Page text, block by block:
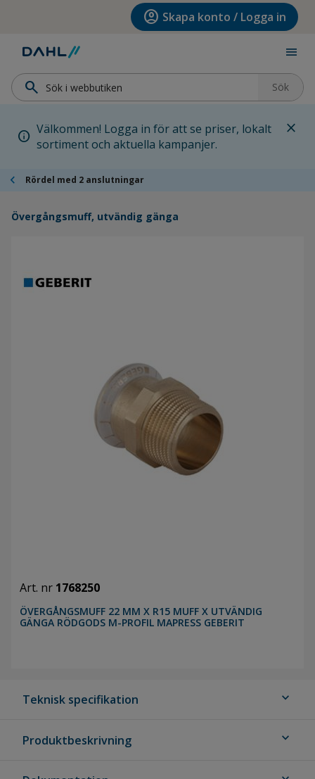
Hoppa till huvudinnehållet account_circle Skapa konto / Logga in
menu
search Sök
info Välkommen! Logga in för att se priser, lokalt
sortiment och aktuella kampanjer.
close
chevron_left Rördel med 2 anslutningar
Övergångsmuff, utvändig gänga
Art. nr 1768250
ÖVERGÅNGSMUFF 22 MM X R15 MUFF X UTVÄNDIG
GÄNGA RÖDGODS M-PROFIL MAPRESS GEBERIT
Teknisk specifikation expand_more
Produktbeskrivning expand_more